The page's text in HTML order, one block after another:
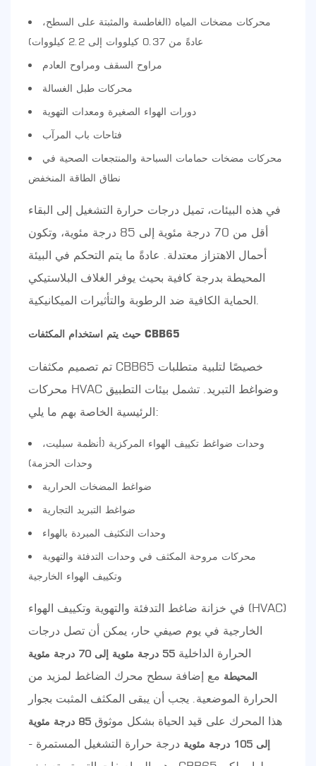
محركات مضخات المياه (الغاطسة والمثبتة على السطح،
عادةً من 0.37 كيلووات إلى 2.2 كيلووات)
مراوح السقف ومراوح العادم
محركات طبل الغسالة
دورات الهواء الصغيرة ومعدات التهوية
فتاحات باب المرآب
محركات مضخات حمامات السباحة والمنتجعات الصحية في
نطاق الطاقة المنخفض
في هذه البيئات، تميل درجات حرارة التشغيل إلى البقاء
أقل من 70 درجة مئوية إلى 85 درجة مئوية، وتكون
أحمال الاهتزاز معتدلة. عادةً ما يتم التحكم في البيئة
المحيطة بدرجة كافية بحيث يوفر الغلاف البلاستيكي
الحماية الكافية ضد الرطوبة والتأثيرات الميكانيكية.
حيث يتم استخدام المكثفات CBB65
تم تصميم مكثفات CBB65 خصيصًا لتلبية متطلبات
محركات HVAC وضواغط التبريد. تشمل بيئات التطبيق
الرئيسية الخاصة بهم ما يلي:
وحدات ضواغط تكييف الهواء المركزية (أنظمة سبليت،
وحدات الحزمة)
ضواغط المضخات الحرارية
ضواغط التبريد التجارية
وحدات التكثيف المبردة بالهواء
محركات مروحة المكثف في وحدات التدفئة والتهوية
وتكييف الهواء الخارجية
في خزانة ضاغط التدفئة والتهوية وتكييف الهواء (HVAC)
الخارجية في يوم صيفي حار، يمكن أن تصل درجات
الحرارة الداخلية
55 درجة مئوية إلى 70 درجة مئوية
المحيطة مع إضافة سطح محرك الضاغط لمزيد من
الحرارة الموضعية. يجب أن يبقى المكثف المثبت بجوار
هذا المحرك على قيد الحياة بشكل موثوق
85 درجة مئوية
إلى 105 درجة مئوية
درجة حرارة التشغيل المستمرة -